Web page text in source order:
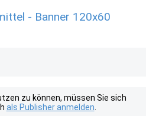
- Banner 120x60
zu können, müssen Sie sich
als Publisher anmelden